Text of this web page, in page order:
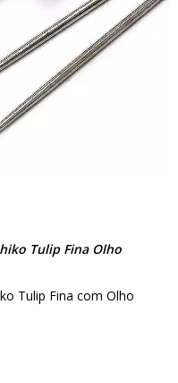
Tulip Fina Olho
Tulip Fina com Olho